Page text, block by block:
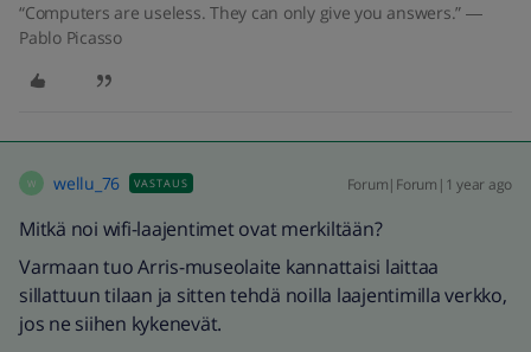
“Computers are useless. They can only give you answers.” ―
Pablo Picasso
W wellu_76 VASTAUS Forum|Forum|1 year ago
Mitkä noi wifi-laajentimet ovat merkiltään?
Varmaan tuo Arris-museolaite kannattaisi laittaa
sillattuun tilaan ja sitten tehdä noilla laajentimilla verkko,
jos ne siihen kykenevät.